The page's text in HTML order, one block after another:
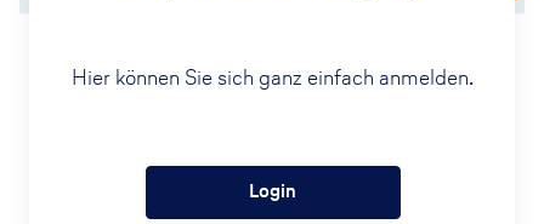
Hier können Sie sich ganz einfach anmelden.
Login